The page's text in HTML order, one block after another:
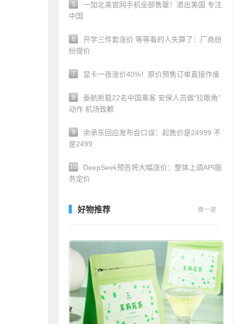
5
一加北美官网手机全部售罄！退出美国 专注
中国
6
开学三件套涨价 等等看的人失算了：厂商纷
纷提价
7 显卡一夜涨价40%！原价预售订单直接作废
8
泰航拒载22名中国乘客 安保人员做“拉眼角”
动作 机场致歉
9
余承东回应发布会口误：起售价是24999 不
是2499
10
DeepSeek预告将大幅涨价：整体上调API服
务定价
好物推荐 换一波